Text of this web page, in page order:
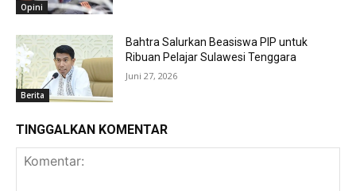
Opini
Berita
Bahtra Salurkan Beasiswa PIP untuk
Ribuan Pelajar Sulawesi Tenggara
Juni 27, 2026
TINGGALKAN KOMENTAR